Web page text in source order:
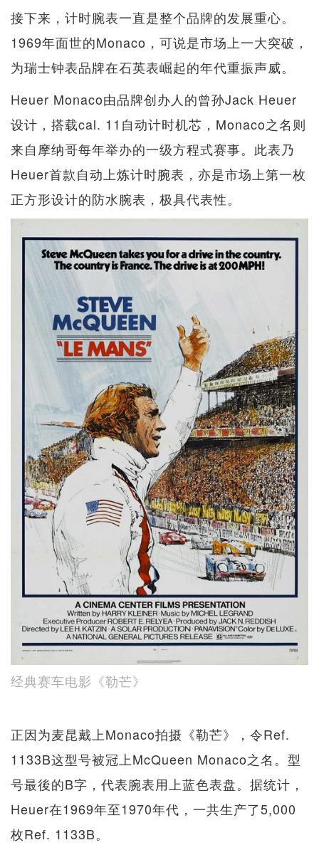
接下来，计时腕表一直是整个品牌的发展重心。
1969年面世的Monaco，可说是市场上一大突破，
为瑞士钟表品牌在石英表崛起的年代重振声威。
Heuer Monaco由品牌创办人的曾孙Jack Heuer
设计，搭载cal. 11自动计时机芯，Monaco之名则
来自摩纳哥每年举办的一级方程式赛事。此表乃
Heuer首款自动上炼计时腕表，亦是市场上第一枚
正方形设计的防水腕表，极具代表性。
经典赛车电影《勒芒》
正因为麦昆戴上Monaco拍摄《勒芒》，令Ref.
1133B这型号被冠上McQueen Monaco之名。型
号最後的B字，代表腕表用上蓝色表盘。据统计，
Heuer在1969年至1970年代，一共生产了5,000
枚Ref. 1133B。